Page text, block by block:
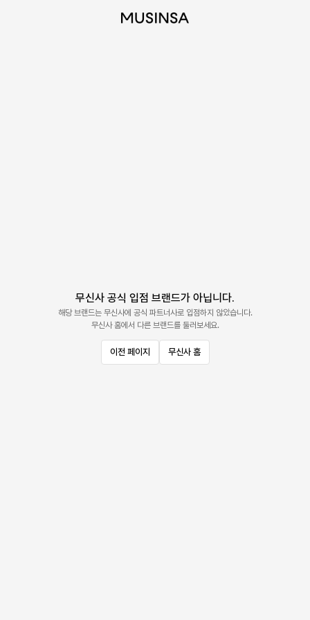
무신사 공식 입점 브랜드가 아닙니다.
해당 브랜드는 무신사에 공식 파트너사로 입점하지 않았습니다.
무신사 홈에서 다른 브랜드를 둘러보세요.
이전 페이지 무신사 홈